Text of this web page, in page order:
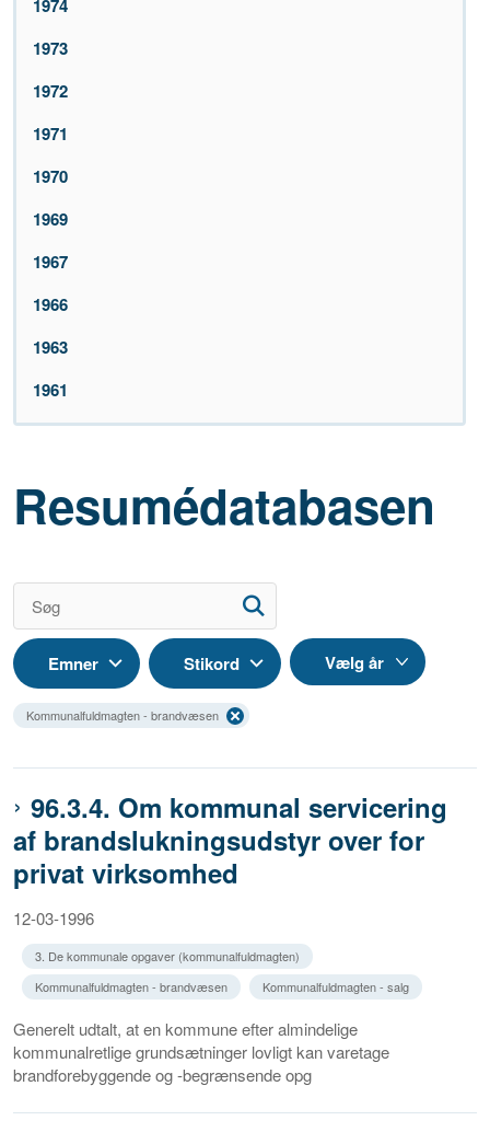
1974
1973
1972
1971
1970
1969
1967
1966
1963
1961
Resumédatabasen
Emner Stikord
Kommunalfuldmagten - brandvæsen
96.3.4. Om kommunal servicering
af brandslukningsudstyr over for
privat virksomhed
12-03-1996
3. De kommunale opgaver (kommunalfuldmagten)
Kommunalfuldmagten - brandvæsen
Kommunalfuldmagten - salg
Generelt udtalt, at en kommune efter almindelige
kommunalretlige grundsætninger lovligt kan varetage
brandforebyggende og -begrænsende opg